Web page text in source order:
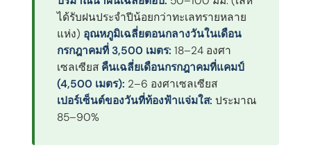
ได้รับฝนประจําปีน้อยกว่าทะเลทรายหลาย
แห่ง) อุณหภูมิเฉลี่ยตอนกลางวันในเดือน
กรกฎาคมที่ 3,500 เมตร: 18–24 องศา
เซลเซียส คืนเฉลี่ยเดือนกรกฎาคมที่แคมป์
(4,500 เมตร): 2–6 องศาเซลเซียส
เปอร์เซ็นต์ของวันที่ท้องฟ้าแจ่มใส: ประมาณ
85–90%